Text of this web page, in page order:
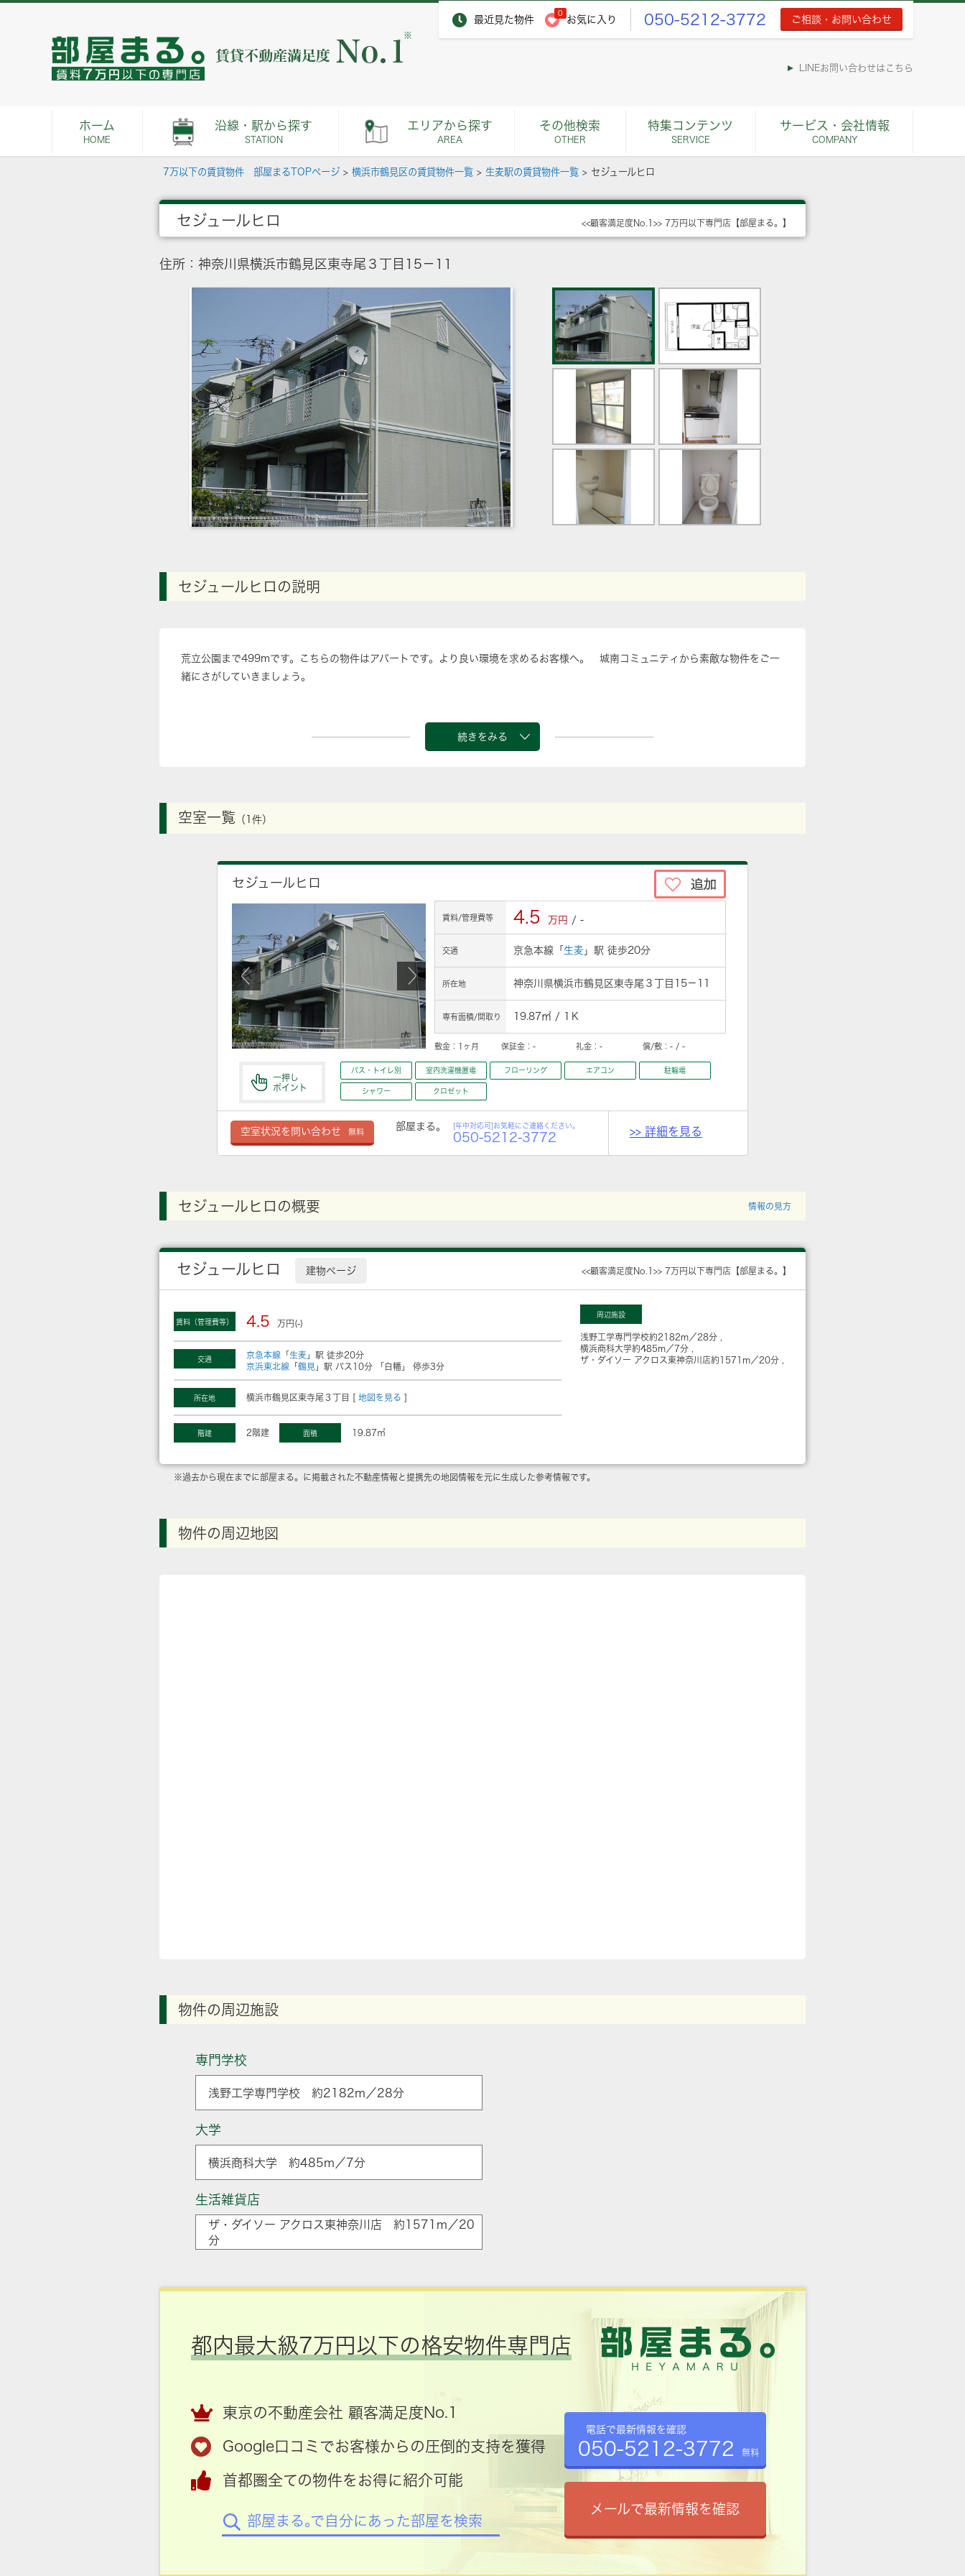
最近見た物件
0
お気に入り 050-5212-3772 ご相談・お問い合わせ
※
LINEお問い合わせはこちら
ホーム
HOME
沿線・駅から探す
STATION
エリアから探す
AREA
その他検索
OTHER
特集コンテンツ
SERVICE
サービス・会社情報
COMPANY
7万以下の賃貸物件 部屋まるTOPページ > 横浜市鶴見区の賃貸物件一覧 > 生麦駅の賃貸物件一覧 > セジュールヒロ
セジュールヒロ <<顧客満足度No.1>> 7万円以下専門店【部屋まる。】
住所：神奈川県横浜市鶴見区東寺尾３丁目15－11
セジュールヒロの説明
荒立公園まで499mです。こちらの物件はアパートです。より良い環境を求めるお客様へ。 城南コミュニティから素敵な物件をご一
緒にさがしていきましょう。
続きをみる
空室一覧 （1件）
セジュールヒロ
賃料/管理費等 4.5 万円 / -
交通 京急本線「 生麦 」駅 徒歩20分
所在地 神奈川県横浜市鶴見区東寺尾３丁目15－11
専有面積/間取り 19.87㎡ / 1Ｋ
敷金： 1ヶ月 保証金： - 礼金： - 償/敷： - / -
一押し
ポイント
バス・トイレ別 室内洗濯機置場 フローリング エアコン 駐輪場
シャワー クロゼット
空室状況を問い合わせ 無料
部屋まる。 [年中対応可]お気軽にご連絡ください。
050-5212-3772 >> 詳細を見る
セジュールヒロの概要 情報の見方
セジュールヒロ 建物ページ <<顧客満足度No.1>> 7万円以下専門店【部屋まる。】
賃料（管理費等） 4.5 万円(-)
交通 京急本線 「 生麦 」駅 徒歩20分
京浜東北線 「 鶴見 」駅 バス10分 「白幡」 停歩3分
所在地 横浜市鶴見区東寺尾３丁目 [ 地図を見る ]
階建 2階建 面積 19.87㎡
周辺施設
浅野工学専門学校約2182m／28分
横浜商科大学約485m／7分
ザ・ダイソー アクロス東神奈川店約1571m／20分
※過去から現在までに部屋まる。に掲載された不動産情報と提携先の地図情報を元に生成した参考情報です。
物件の周辺地図
物件の周辺施設
専門学校
浅野工学専門学校 約2182m／28分
大学
横浜商科大学 約485m／7分
生活雑貨店
ザ・ダイソー アクロス東神奈川店 約1571m／20
分
都内最大級7万円以下の格安物件専門店
東京の不動産会社 顧客満足度No.1
Google口コミでお客様からの圧倒的支持を獲得
首都圏全ての物件をお得に紹介可能
部屋まる。で自分にあった部屋を検索
電話で最新情報を確認
050-5212-3772 無料
メールで最新情報を確認